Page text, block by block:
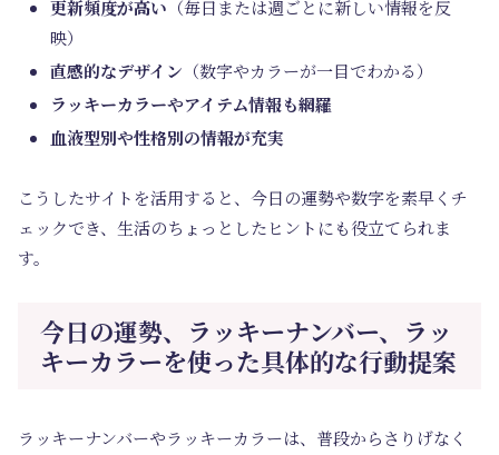
更新頻度が高い （毎日または週ごとに新しい情報を反
映）
直感的なデザイン （数字やカラーが一目でわかる）
ラッキーカラーやアイテム情報も網羅
血液型別や性格別の情報が充実
こうしたサイトを活用すると、今日の運勢や数字を素早くチ
ェックでき、生活のちょっとしたヒントにも役立てられま
す。
今日の運勢、ラッキーナンバー、ラッ
キーカラーを使った具体的な行動提案
ラッキーナンバーやラッキーカラーは、普段からさりげなく